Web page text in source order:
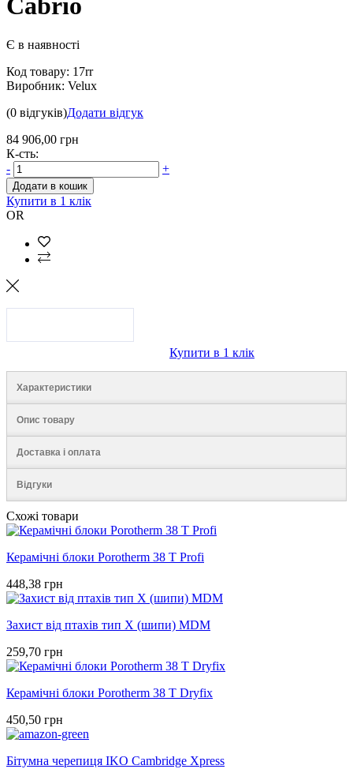
Cabrio
Є в наявності
Код товару: 17rr
Виробник: Velux
(0 відгуків)Додати відгук
84 906,00 грн
К-сть:
-
+
Додати в кошик
Купити в 1 клік
OR
Купити в 1 клік
Характеристики
Опис товару
Доставка і оплата
Відгуки
Схожі товари
Керамічні блоки Porotherm 38 T Profi
448,38 грн
Захист від птахів тип Х (шипи) MDM
259,70 грн
Керамічні блоки Porotherm 38 T Dryfix
450,50 грн
Бітумна черепиця IKO Cambridge Xpress